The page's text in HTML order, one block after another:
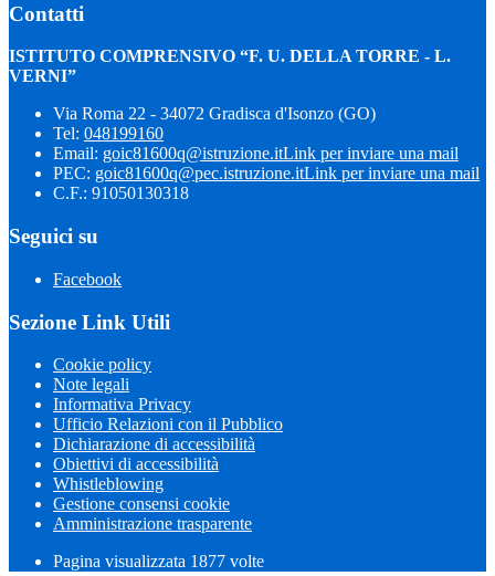
Contatti
ISTITUTO COMPRENSIVO “F. U. DELLA TORRE - L.
VERNI”
Via Roma 22 - 34072 Gradisca d'Isonzo (GO)
Tel: 048199160
Email: goic81600q@istruzione.itLink per inviare una mail
PEC: goic81600q@pec.istruzione.itLink per inviare una mail
C.F.: 91050130318
Seguici su
Facebook
Sezione Link Utili
Cookie policy
Note legali
Informativa Privacy
Ufficio Relazioni con il Pubblico
Dichiarazione di accessibilità
Obiettivi di accessibilità
Whistleblowing
Gestione consensi cookie
Amministrazione trasparente
Pagina visualizzata 1877 volte